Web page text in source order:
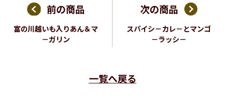
前の商品
富の川越いも入りあん＆マ
－ガリン
一覧へ戻る
次の商品
スパイシ－カレ－とマンゴ
－ラッシ－